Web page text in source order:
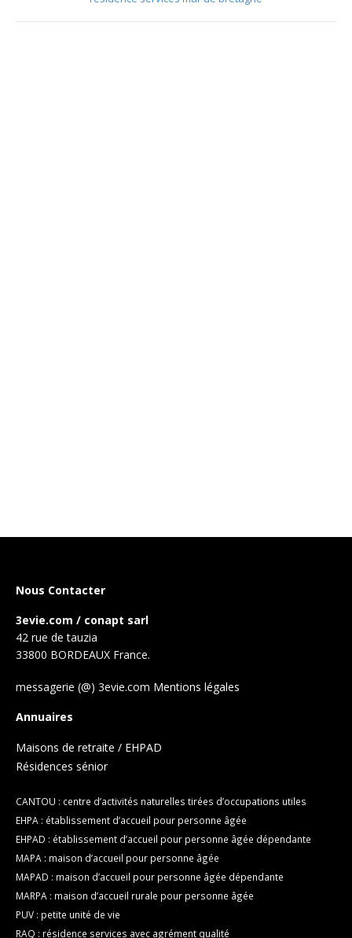
Nous Contacter
3evie.com / conapt sarl
42 rue de tauzia
33800 BORDEAUX France.
messagerie (@) 3evie.com Mentions légales
Annuaires
Maisons de retraite / EHPAD
Résidences sénior
CANTOU : centre d’activités naturelles tirées d’occupations utiles
EHPA : établissement d’accueil pour personne âgée
EHPAD : établissement d’accueil pour personne âgée dépendante
MAPA : maison d’accueil pour personne âgée
MAPAD : maison d’accueil pour personne âgée dépendante
MARPA : maison d’accueil rurale pour personne âgée
PUV : petite unité de vie
RAQ : résidence services avec agrément qualité